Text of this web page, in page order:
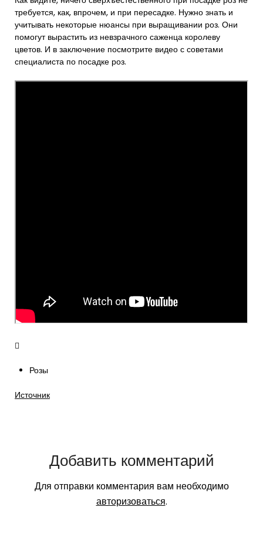
требуется, как, впрочем, и при пересадке. Нужно знать и
учитывать некоторые нюансы при выращивании роз. Они
помогут вырастить из невзрачного саженца королеву
цветов. И в заключение посмотрите видео с советами
специалиста по посадке роз.
Розы
Источник
Добавить комментарий
Для отправки комментария вам необходимо
авторизоваться.